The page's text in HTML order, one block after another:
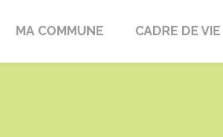
MA COMMUNE CADRE DE VIE